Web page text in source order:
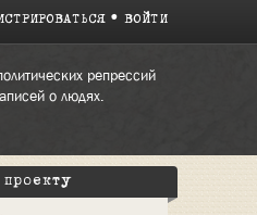
ВОЙТИ
репрессий
о людях.